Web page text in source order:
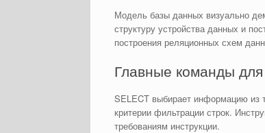
Модель базы данных визуально
структуру устройства данных и
построения реляционных схем
Главные команды
SELECT выбирает информацию из
критерии фильтрации строк.
требованиям инструкции.